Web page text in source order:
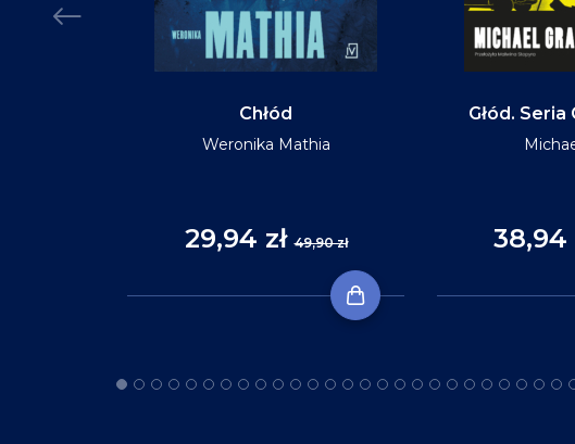
Chłód
Weronika Mathia
29,94 zł49,90 zł
Głód. Seria
38,94